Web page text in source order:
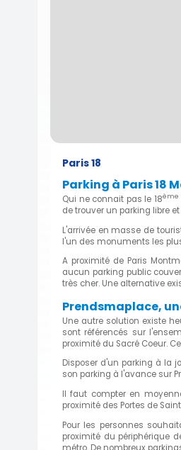
Paris 18
Parking à Paris 18
Qui ne connait pas le 18ème
de trouver un parking libre
L'arrivée en masse de
l'un des monuments les
A proximité de Paris
aucun parking public
très cher. Une alternative
Prendsmaplace,
Une autre solution existe
sont référencés sur
proximité du Sacré Coeur.
Disposer d'un parking à la
son parking à l'avance sur
Il faut compter en
proximité des Portes de
Pour les personnes
proximité du périphérique
métro. De nombreux